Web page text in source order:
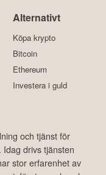
Alternativt
Köpa krypto
Bitcoin
Ethereum
Investera i guld
och tjänst för
drivs tjänsten
stor erfarenhet av